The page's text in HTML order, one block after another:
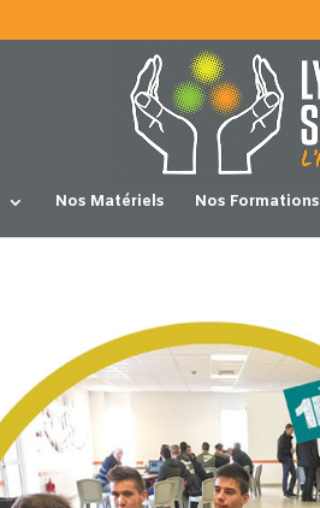
Nos Matériels Nos Formations